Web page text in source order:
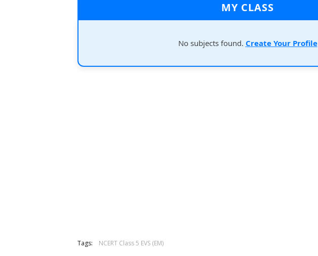
MY CLASS
No subjects found. Create Your Profile
Tags: NCERT Class 5 EVS (EM)